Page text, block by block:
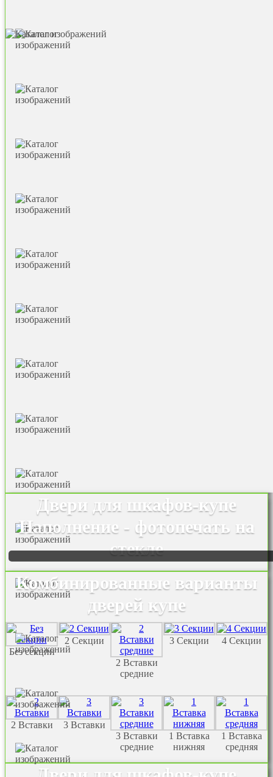
Двери для шкафов-купе
Наполнение - фотопечать на
стекле
Комбинированные варианты
дверей купе
Без секции
2 Секции
2 Вставки
средние
3 Секции 4 Секции
2 Вставки
3 Вставки
3 Вставки
средние
1 Вставка
нижняя
1 Вставка
средняя